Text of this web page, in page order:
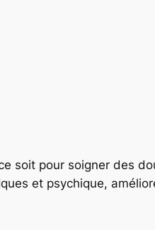
soit pour soigner des
et psychique,